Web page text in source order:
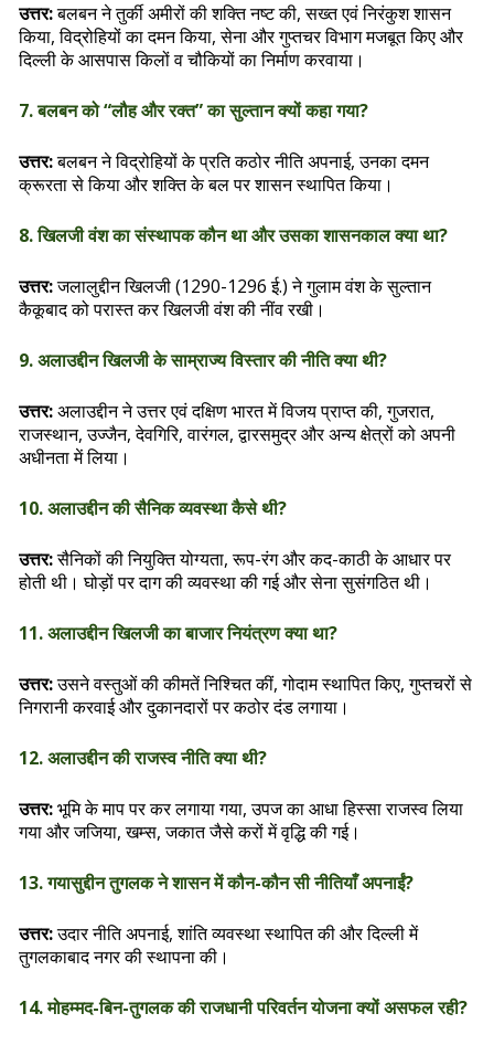
उत्तर:बलबन ने तुर्की अमीरों की शक्ति नष्ट की, सख्त एवं निरंकुश शासन
किया, विद्रोहियों का दमन किया, सेना और गुप्तचर विभाग मजबूत किए और
दिल्ली के आसपास किलों व चौकियों का निर्माण करवाया।
7. बलबन को “लौह और रक्त” का सुल्तान क्यों कहा गया?
उत्तर:बलबन ने विद्रोहियों के प्रति कठोर नीति अपनाई, उनका दमन
क्रूरता से किया और शक्ति के बल पर शासन स्थापित किया।
8. खिलजी वंश का संस्थापक कौन था और उसका शासनकाल क्या था?
उत्तर:जलालुद्दीन खिलजी (1290-1296 ई.) ने गुलाम वंश के सुल्तान
कैकूबाद को परास्त कर खिलजी वंश की नींव रखी।
9. अलाउद्दीन खिलजी के साम्राज्य विस्तार की नीति क्या थी?
उत्तर:अलाउद्दीन ने उत्तर एवं दक्षिण भारत में विजय प्राप्त की, गुजरात,
राजस्थान, उज्जैन, देवगिरि, वारंगल, द्वारसमुद्र और अन्य क्षेत्रों को अपनी
अधीनता में लिया।
10. अलाउद्दीन की सैनिक व्यवस्था कैसे थी?
उत्तर:सैनिकों की नियुक्ति योग्यता, रूप-रंग और कद-काठी के आधार पर
होती थी। घोड़ों पर दाग की व्यवस्था की गई और सेना सुसंगठित थी।
11. अलाउद्दीन खिलजी का बाजार नियंत्रण क्या था?
उत्तर:उसने वस्तुओं की कीमतें निश्चित कीं, गोदाम स्थापित किए, गुप्तचरों से
निगरानी करवाई और दुकानदारों पर कठोर दंड लगाया।
12. अलाउद्दीन की राजस्व नीति क्या थी?
उत्तर:भूमि के माप पर कर लगाया गया, उपज का आधा हिस्सा राजस्व लिया
गया और जजिया, खम्स, जकात जैसे करों में वृद्धि की गई।
13. गयासुद्दीन तुगलक ने शासन में कौन-कौन सी नीतियाँ अपनाईं?
उत्तर:उदार नीति अपनाई, शांति व्यवस्था स्थापित की और दिल्ली में
तुगलकाबाद नगर की स्थापना की।
14. मोहम्मद-बिन-तुगलक की राजधानी परिवर्तन योजना क्यों असफल रही?